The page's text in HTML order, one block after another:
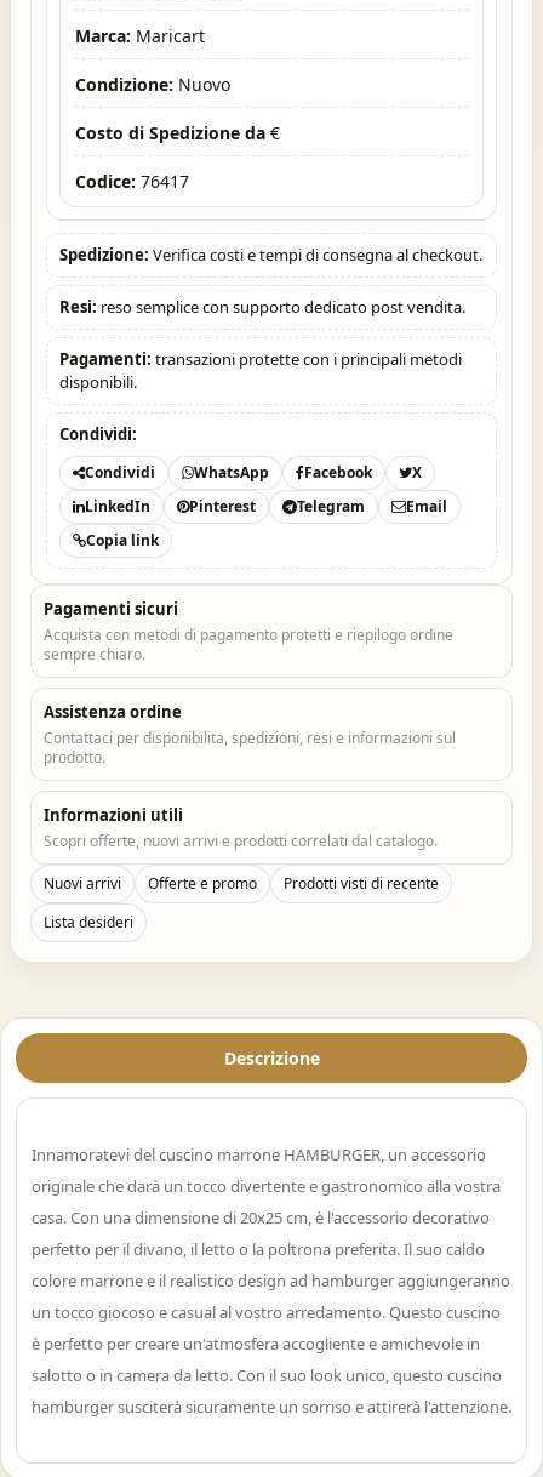
Marca: Maricart
Condizione: Nuovo
Costo di Spedizione da €
Codice: 76417
Spedizione: Verifica costi e tempi di consegna al checkout.
Resi: reso semplice con supporto dedicato post vendita.
Pagamenti: transazioni protette con i principali metodi
disponibili.
Condividi:
Condividi WhatsApp Facebook
X
LinkedIn
Pinterest Telegram
Email
Copia link
Pagamenti sicuri
Acquista con metodi di pagamento protetti e riepilogo ordine
sempre chiaro.
Assistenza ordine
Contattaci per disponibilita, spedizioni, resi e informazioni sul
prodotto.
Informazioni utili
Scopri offerte, nuovi arrivi e prodotti correlati dal catalogo.
Nuovi arrivi Offerte e promo
Prodotti visti di recente
Lista desideri
Descrizione
Innamoratevi del cuscino marrone HAMBURGER, un accessorio
originale che darà un tocco divertente e gastronomico alla vostra
casa. Con una dimensione di 20x25 cm, è l'accessorio decorativo
perfetto per il divano, il letto o la poltrona preferita. Il suo caldo
colore marrone e il realistico design ad hamburger aggiungeranno
un tocco giocoso e casual al vostro arredamento. Questo cuscino
è perfetto per creare un'atmosfera accogliente e amichevole in
salotto o in camera da letto. Con il suo look unico, questo cuscino
hamburger susciterà sicuramente un sorriso e attirerà l'attenzione.